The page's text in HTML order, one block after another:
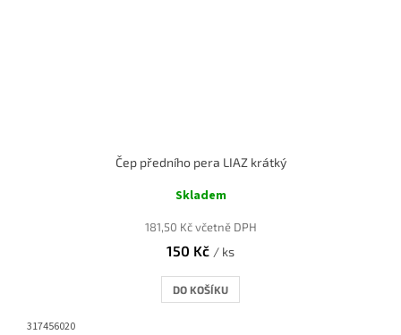
Čep předního pera LIAZ krátký
Skladem
181,50 Kč včetně DPH
150 Kč / ks
DO KOŠÍKU
317456020